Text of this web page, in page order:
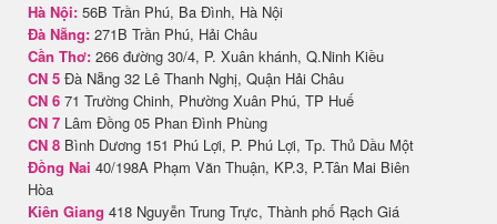
Hà Nội: 56B Trần Phú, Ba Đình, Hà Nội
Đà Nẵng: 271B Trần Phú, Hải Châu
Cần Thơ: 266 đường 30/4, P. Xuân khánh, Q.Ninh Kiều
CN 5 Đà Nẵng 32 Lê Thanh Nghị, Quận Hải Châu
CN 6 71 Trường Chinh, Phường Xuân Phú, TP Huế
CN 7 Lâm Đồng 05 Phan Đình Phùng
CN 8 Bình Dương 151 Phú Lợi, P. Phú Lợi, Tp. Thủ Dầu Một
Đồng Nai 40/198A Phạm Văn Thuận, KP.3, P.Tân Mai Biên
Hòa
Kiên Giang 418 Nguyễn Trung Trực, Thành phố Rạch Giá